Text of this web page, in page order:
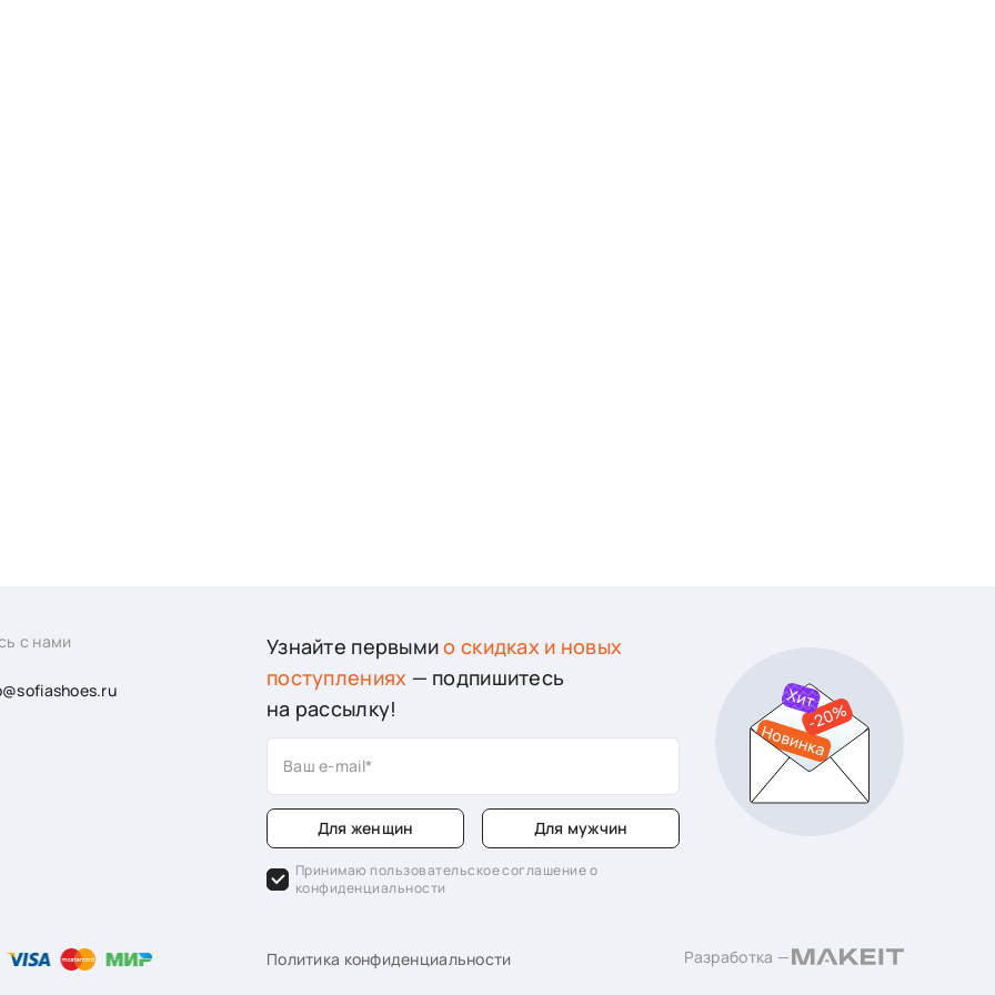
с нами Узнайте первымио скидках и новых
поступлениях — подпишитесь
на рассылку!
Ваш e-mail
Для женщин Для мужчин
Принимаю пользовательское соглашение о
конфиденциальности
Политика конфиденциальности Разработка —